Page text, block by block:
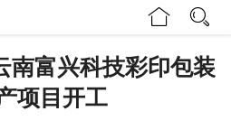
南富兴科技彩印包装
项目开工